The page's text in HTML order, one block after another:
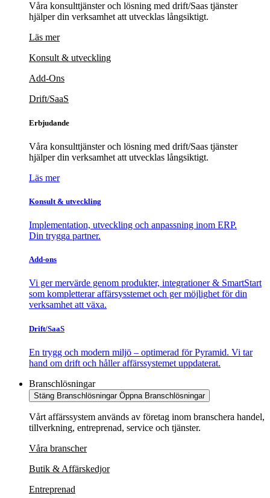
Våra konsulttjänster och lösning med drift/Saas tjänster
hjälper din verksamhet att utvecklas långsiktigt.
Läs mer
Konsult & utveckling
Add-Ons
Drift/SaaS
Erbjudande
Våra konsulttjänster och lösning med drift/Saas tjänster
hjälper din verksamhet att utvecklas långsiktigt.
Läs mer
Konsult & utveckling
Implementation, utveckling och anpassning inom ERP.
Din trygga partner.
Add-ons
Vi ger mervärde genom produkter, integrationer & SmartStart
som kompletterar affärsysstemet och ger möjlighet för din
verksamhet att växa.
Drift/SaaS
En trygg och modern miljö – optimerad för Pyramid. Vi tar
hand om drift och håller affärssystemet uppdaterat.
Branschlösningar
Stäng Branschlösningar Öppna Branschlösningar
Vårt affärssystem används av företag inom branschera handel,
tillverkning, entreprenad, service och tjänster.
Våra branscher
Butik & Affärskedjor
Entreprenad